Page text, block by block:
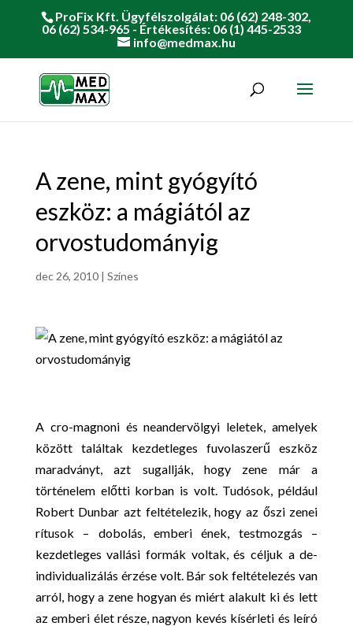
ProFix Kft. Ügyfélszolgálat: 06 (62) 248-302,
06 (62) 534-965 - Értékesítés: 06 (1) 445-2533
info@medmax.hu
A zene, mint gyógyító
eszköz: a mágiától az
orvostudományig
dec 26, 2010| Színes
A cro-magnoni és neandervölgyi leletek, amelyek
között találtak kezdetleges fuvolaszerű eszköz
maradványt, azt sugallják, hogy zene már a
történelem előtti korban is volt. Tudósok, például
Robert Dunbar azt feltételezik, hogy az őszi zenei
rítusok – dobolás, emberi ének, testmozgás –
kezdetleges vallási formák voltak, és céljuk a de-
individualizálás érzése volt. Bár sok feltételezés van
arról, hogy a zene hogyan és miért alakult ki és lett
az emberi élet része, nagyon kevés kísérleti és leíró